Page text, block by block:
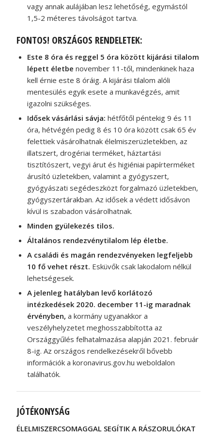
vagy annak aulájában lesz lehetőség, egymástól
1,5-2 méteres távolságot tartva.
FONTOS! ORSZÁGOS RENDELETEK:
Este 8 óra és reggel 5 óra között kijárási tilalom
lépett életbe november 11-től, mindenkinek haza
kell érnie este 8 óráig. A kijárási tilalom alóli
mentesülés egyik esete a munkavégzés, amit
igazolni szükséges.
Idősek vásárlási sávja: hétfőtől péntekig 9 és 11
óra, hétvégén pedig 8 és 10 óra között csak 65 év
felettiek vásárolhatnak élelmiszerüzletekben, az
illatszert, drogériai terméket, háztartási
tisztítószert, vegyi árut és higiéniai papírterméket
árusító üzletekben, valamint a gyógyszert,
gyógyászati segédeszközt forgalmazó üzletekben,
gyógyszertárakban. Az idősek a védett idősávon
kívül is szabadon vásárolhatnak.
Minden gyülekezés tilos.
Általános rendezvénytilalom lép életbe.
A családi és magán rendezvényeken legfeljebb
10 fő vehet részt. Esküvők csak lakodalom nélkül
lehetségesek.
A jelenleg hatályban levő korlátozó
intézkedések 2020. december 11-ig maradnak
érvényben, a kormány ugyanakkor a
veszélyhelyzetet meghosszabbította az
Országgyűlés felhatalmazása alapján 2021. február
8-ig. Az országos rendelkezésekről bővebb
információk a koronavirus.gov.hu weboldalon
találhatók.
JÓTÉKONYSÁG
ÉLELMISZERCSOMAGGAL SEGÍTIK A RÁSZORULÓKAT